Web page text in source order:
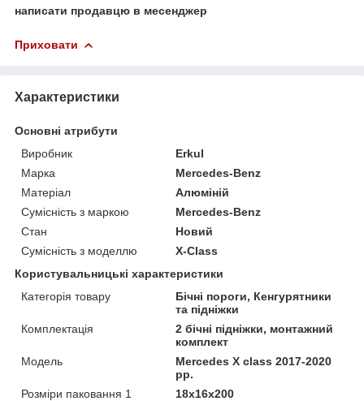
написати продавцю в месенджер
Приховати
Характеристики
Основні атрибути
Виробник
Erkul
Марка
Mercedes-Benz
Матеріал
Алюміній
Сумісність з маркою
Mercedes-Benz
Стан
Новий
Сумісність з моделлю
X-Class
Користувальницькі характеристики
Категорія товару
Бічні пороги, Кенгурятники
та підніжки
Комплектація
2 бічні підніжки, монтажний
комплект
Мoдель
Mercedes X class 2017-2020
рр.
Розміри паковання 1
18x16x200